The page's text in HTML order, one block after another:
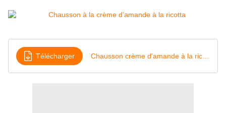
Télécharger